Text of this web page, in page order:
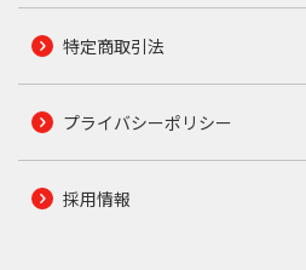
特定商取引法
プライバシーポリシー
採用情報